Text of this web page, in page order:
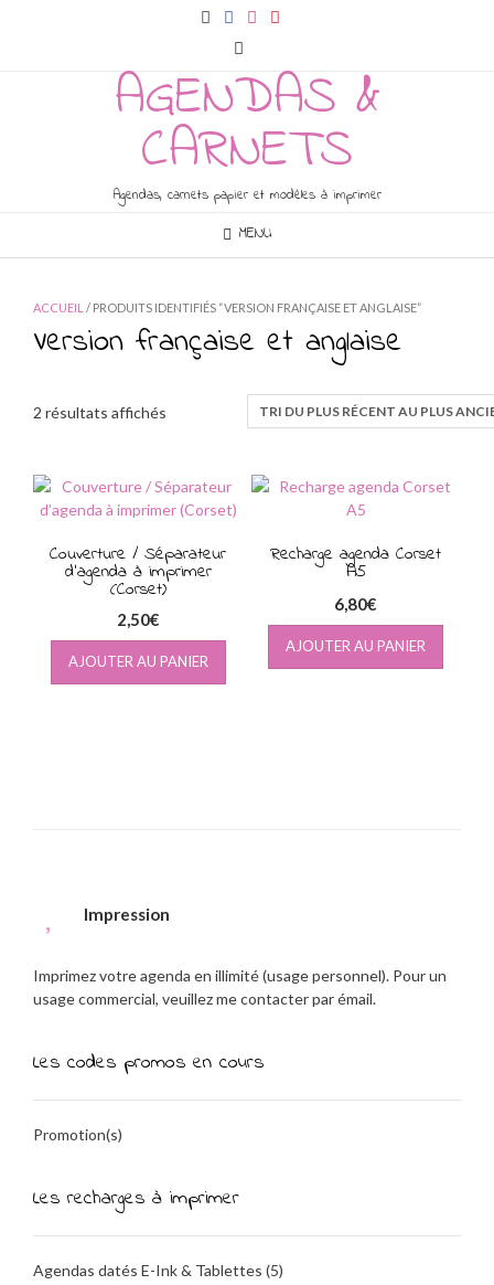
AGENDAS &
CARNETS
Agendas, carnets papier et modèles à imprimer
MENU
ACCUEIL / PRODUITS IDENTIFIÉS “VERSION FRANÇAISE ET ANGLAISE”
Version française et anglaise
2 résultats affichés
récent
au
ancien
Couverture / Séparateur
d’agenda à imprimer
(Corset)
2,50€
AJOUTER AU PANIER
Recharge agenda Corset
A5
6,80€
AJOUTER AU PANIER
Impression
Imprimez votre agenda en illimité (usage personnel). Pour un
usage commercial, veuillez me contacter par émail.
Les codes promos en cours
Promotion(s)
Les recharges à imprimer
Agendas datés E-Ink & Tablettes (5)